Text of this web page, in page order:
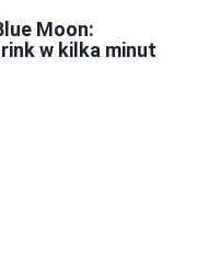
Moon:
w kilka minut